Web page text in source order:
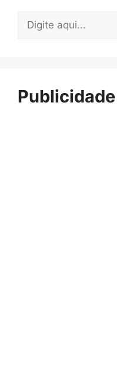
Pesquisar
Publicidade